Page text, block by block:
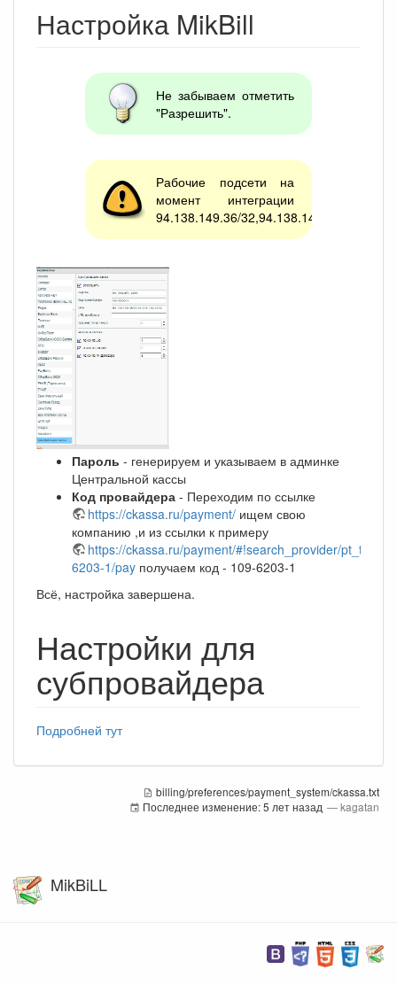
Настройка MikBill
Не забываем отметить
"Разрешить".
Рабочие подсети на
момент интеграции
94.138.149.36/32,94.138.149.32/32
Пароль - генерируем и указываем в админке
Центральной кассы
Код провайдера - Переходим по ссылке
https://ckassa.ru/payment/ ищем свою
компанию ,и из ссылки к примеру
https://ckassa.ru/payment/#!search_provider/pt_tv/109-
6203-1/pay получаем код - 109-6203-1
Всё, настройка завершена.
Настройки для
субпровайдера
Подробней тут
billing/preferences/payment_system/ckassa.txt
Последнее изменение:5 лет назад —kagatan
MikBiLL